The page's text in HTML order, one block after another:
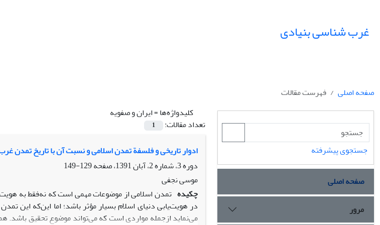
غرب شناسی بنیادی
صفحه اصلی
فهرست مقالات
کلیدواژه‌ها =ایران و صفویه
تعداد مقالات:
1
ادوار تاریخی و فلسفة تمدن اسلامی و نسبت آن با تاریخ تمدن
دوره 3، شماره 2، آبان 1391، صفحه
129-149
موسی نجفی
چکیده تمدن اسلامی از موضوعات مهمی است که نه‌فقط به
در هویت‌یابی دنیای اسلام بسیار مؤثر باشد؛ اما این‌که این
می‌نماید ازجمله مواردی است که می‌تواند موضوع تحقیق باشد.
جستجوی پیشرفته
صفحه اصلی
مرور